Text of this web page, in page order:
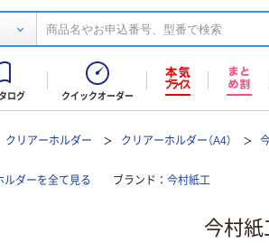
ログ クイックオーダー
クリアーホルダー クリアーホルダー（A4）
ルダーを全て見る ブランド 今村紙工
今村